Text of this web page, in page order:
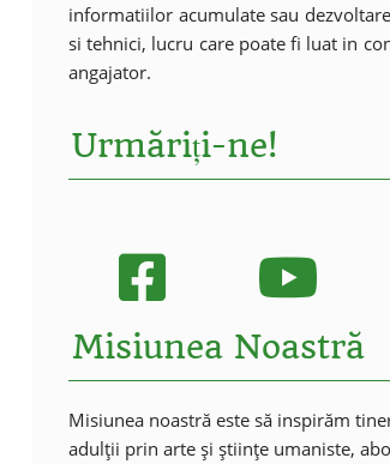
informatiilor acumulate sau
si tehnici, lucru care poate fi luat in
angajator.
Urmăriți-ne!
Misiunea Noastră
Misiunea noastră este să inspirăm
adulții prin arte și științe umaniste,